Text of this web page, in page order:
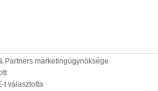
Partners marketingügynöksége
t választotta